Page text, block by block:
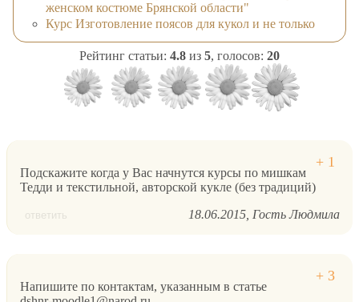
женском костюме Брянской области"
Курс Изготовление поясов для кукол и не только
Рейтинг статьи: 4.8 из 5, голосов: 20
Подскажите когда у Вас начнутся курсы по мишкам
Тедди и текстильной, авторской кукле (без традиций)
ответить 18.06.2015 Гость Людмила
Напишите по контактам, указанным в статье